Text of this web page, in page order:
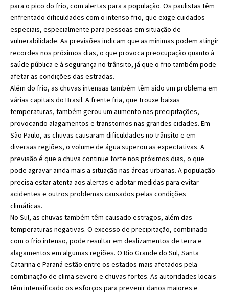
para o pico do frio, com alertas para a população. Os paulistas têm
enfrentado dificuldades com o intenso frio, que exige cuidados
especiais, especialmente para pessoas em situação de
vulnerabilidade. As previsões indicam que as mínimas podem atingir
recordes nos próximos dias, o que provoca preocupação quanto à
saúde pública e à segurança no trânsito, já que o frio também pode
afetar as condições das estradas.
Além do frio, as chuvas intensas também têm sido um problema em
várias capitais do Brasil. A frente fria, que trouxe baixas
temperaturas, também gerou um aumento nas precipitações,
provocando alagamentos e transtornos nas grandes cidades. Em
São Paulo, as chuvas causaram dificuldades no trânsito e em
diversas regiões, o volume de água superou as expectativas. A
previsão é que a chuva continue forte nos próximos dias, o que
pode agravar ainda mais a situação nas áreas urbanas. A população
precisa estar atenta aos alertas e adotar medidas para evitar
acidentes e outros problemas causados pelas condições
climáticas.
No Sul, as chuvas também têm causado estragos, além das
temperaturas negativas. O excesso de precipitação, combinado
com o frio intenso, pode resultar em deslizamentos de terra e
alagamentos em algumas regiões. O Rio Grande do Sul, Santa
Catarina e Paraná estão entre os estados mais afetados pela
combinação de clima severo e chuvas fortes. As autoridades locais
têm intensificado os esforços para prevenir danos maiores e